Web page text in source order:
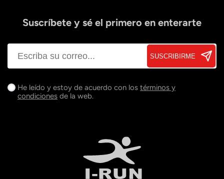
Suscríbete y sé el primero en enterarte
SUSCRIBIRME
He leído y estoy de acuerdo con los términos y
condiciones de la web.